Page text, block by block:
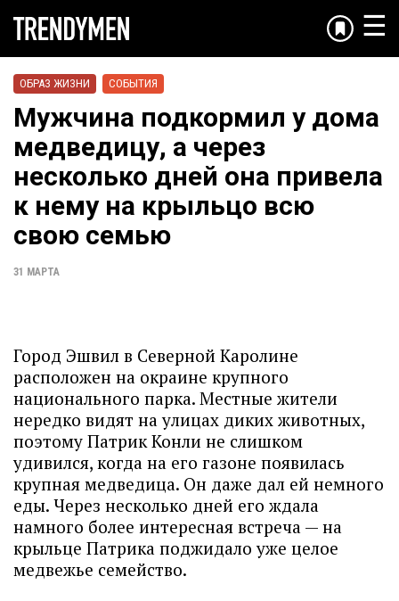
☰
ОБРАЗ ЖИЗНИ СОБЫТИЯ
Мужчина подкормил у дома
медведицу, а через
несколько дней она привела
к нему на крыльцо всю
свою семью
31 МАРТА
Город Эшвил в Северной Каролине
расположен на окраине крупного
национального парка. Местные жители
нередко видят на улицах диких животных,
поэтому Патрик Конли не слишком
удивился, когда на его газоне появилась
крупная медведица. Он даже дал ей немного
еды. Через несколько дней его ждала
намного более интересная встреча — на
крыльце Патрика поджидало уже целое
медвежье семейство.